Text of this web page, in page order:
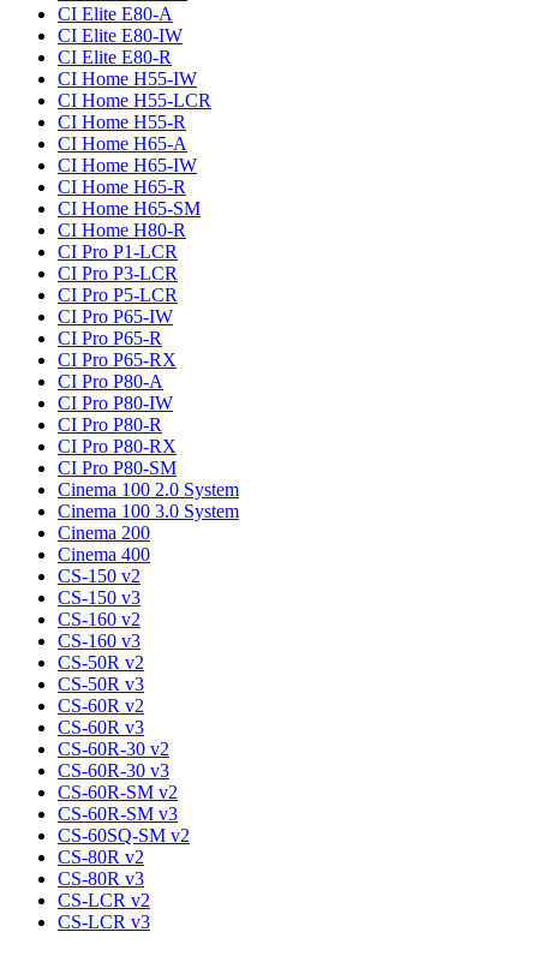
CI Elite E80-A
CI Elite E80-IW
CI Elite E80-R
CI Home H55-IW
CI Home H55-LCR
CI Home H55-R
CI Home H65-A
CI Home H65-IW
CI Home H65-R
CI Home H65-SM
CI Home H80-R
CI Pro P1-LCR
CI Pro P3-LCR
CI Pro P5-LCR
CI Pro P65-IW
CI Pro P65-R
CI Pro P65-RX
CI Pro P80-A
CI Pro P80-IW
CI Pro P80-R
CI Pro P80-RX
CI Pro P80-SM
Cinema 100 2.0 System
Cinema 100 3.0 System
Cinema 200
Cinema 400
CS-150 v2
CS-150 v3
CS-160 v2
CS-160 v3
CS-50R v2
CS-50R v3
CS-60R v2
CS-60R v3
CS-60R-30 v2
CS-60R-30 v3
CS-60R-SM v2
CS-60R-SM v3
CS-60SQ-SM v2
CS-80R v2
CS-80R v3
CS-LCR v2
CS-LCR v3